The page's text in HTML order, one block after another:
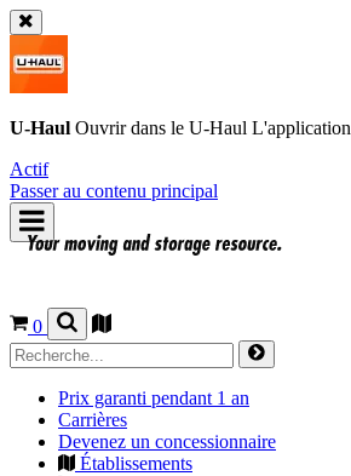
U-Haul Ouvrir dans le U-Haul L'application
Actif
Passer au contenu principal
0
Prix garanti pendant 1 an
Carrières
Devenez un concessionnaire
Établissements